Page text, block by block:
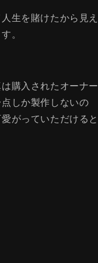
生を賭けたから見え
。
購入されたオーナー
しか製作しないの
がっていただけると